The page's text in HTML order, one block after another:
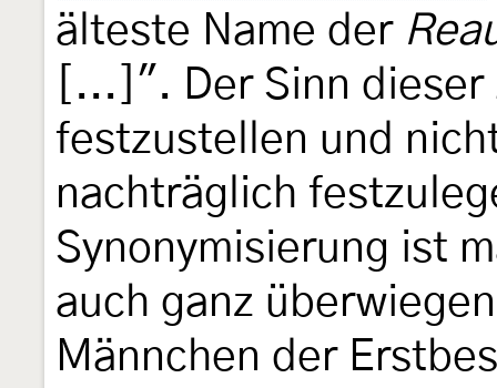
älteste Name der
[...]". Der Sinn
festzustellen und
nachträglich
Synonymisierung ist
auch ganz
Männchen der